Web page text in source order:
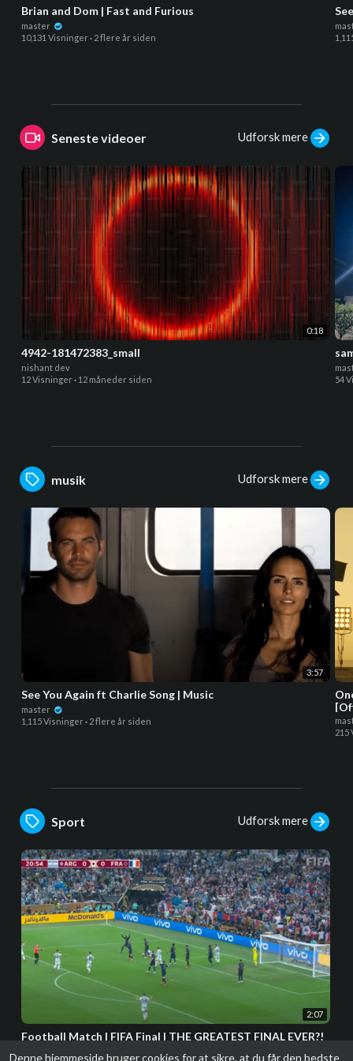
Denne hjemmeside bruger cookies for at sikre, at du får den bedste
Brian and Dom | Fast and Furious
master
10,131 Visninger· 2 flere år siden
Seneste videoer Udforsk mere
0:18
4942-181472383_small
nishant dev
12 Visninger· 12 måneder siden
54
musik Udforsk mere
3:57
See You Again ft Charlie Song | Music
master
1,115 Visninger· 2 flere år siden
215
Sport Udforsk mere
2:07
Football Match | FIFA Final | THE GREATEST FINAL EVER?!